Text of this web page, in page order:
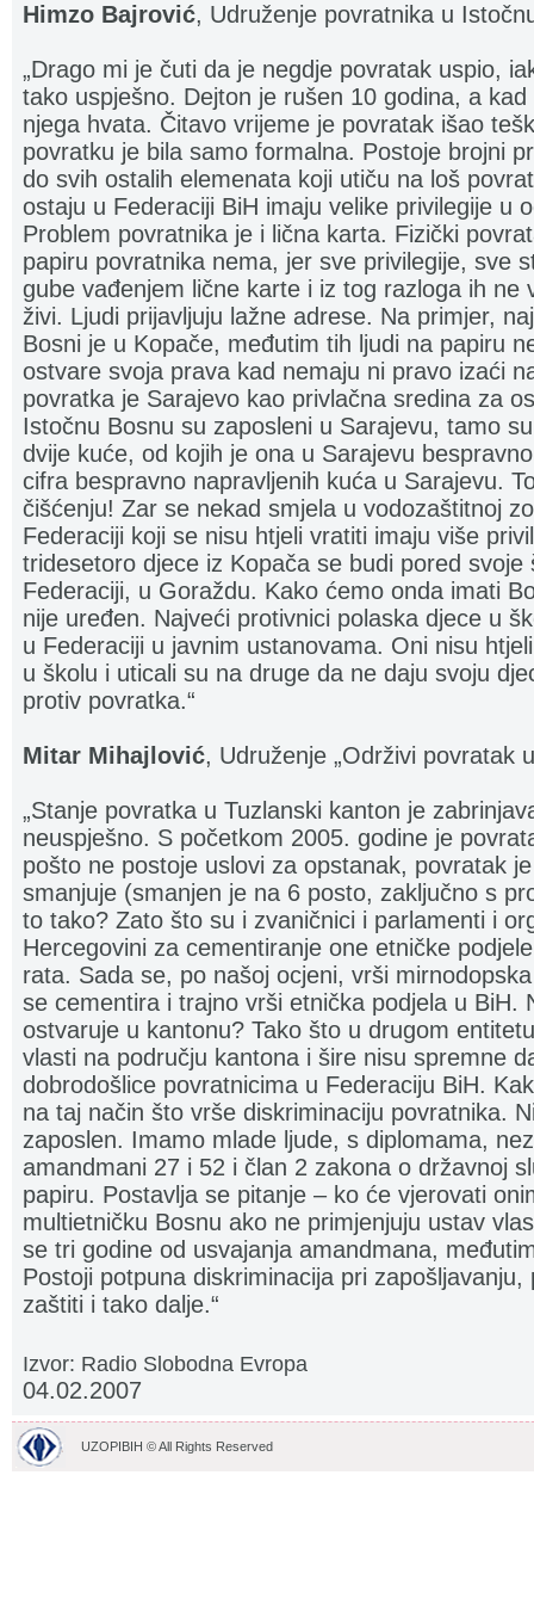
Himzo Bajrović, Udruženje povratnika u
„Drago mi je čuti da je negdje povratak uspio,
tako uspješno. Dejton je rušen 10 godina, a
njega hvata. Čitavo vrijeme je povratak išao
povratku je bila samo formalna. Postoje brojni
do svih ostalih elemenata koji utiču na loš
ostaju u Federaciji BiH imaju velike privilegije u
Problem povratnika je i lična karta. Fizički
papiru povratnika nema, jer sve privilegije, sve
gube vađenjem lične karte i iz tog razloga ih ne
živi. Ljudi prijavljuju lažne adrese. Na primjer,
Bosni je u Kopače, međutim tih ljudi na papiru
ostvare svoja prava kad nemaju ni pravo izaći
povratka je Sarajevo kao privlačna sredina za
Istočnu Bosnu su zaposleni u Sarajevu, tamo
dvije kuće, od kojih je ona u Sarajevu
cifra bespravno napravljenih kuća u Sarajevu.
čišćenju! Zar se nekad smjela u vodozaštitnoj
Federaciji koji se nisu htjeli vratiti imaju više
tridesetoro djece iz Kopača se budi pored svoje
Federaciji, u Goraždu. Kako ćemo onda imati
nije uređen. Najveći protivnici polaska djece u
u Federaciji u javnim ustanovama. Oni nisu
u školu i uticali su na druge da ne daju svoju
protiv povratka.“
Mitar Mihajlović, Udruženje „Održivi povratak
„Stanje povratka u Tuzlanski kanton je
neuspješno. S početkom 2005. godine je
pošto ne postoje uslovi za opstanak, povratak
smanjuje (smanjen je na 6 posto, zaključno s
to tako? Zato što su i zvaničnici i parlamenti i
Hercegovini za cementiranje one etničke
rata. Sada se, po našoj ocjeni, vrši
se cementira i trajno vrši etnička podjela u BiH.
ostvaruje u kantonu? Tako što u drugom
vlasti na području kantona i šire nisu spremne
dobrodošlice povratnicima u Federaciju BiH.
na taj način što vrše diskriminaciju povratnika.
zaposlen. Imamo mlade ljude, s diplomama,
amandmani 27 i 52 i član 2 zakona o državnoj
papiru. Postavlja se pitanje – ko će vjerovati
multietničku Bosnu ako ne primjenjuju ustav
se tri godine od usvajanja amandmana,
Postoji potpuna diskriminacija pri
zaštiti i tako dalje.“
Izvor: Radio Slobodna Evropa
04.02.2007
UZOPIBIH © All Rights Reserved